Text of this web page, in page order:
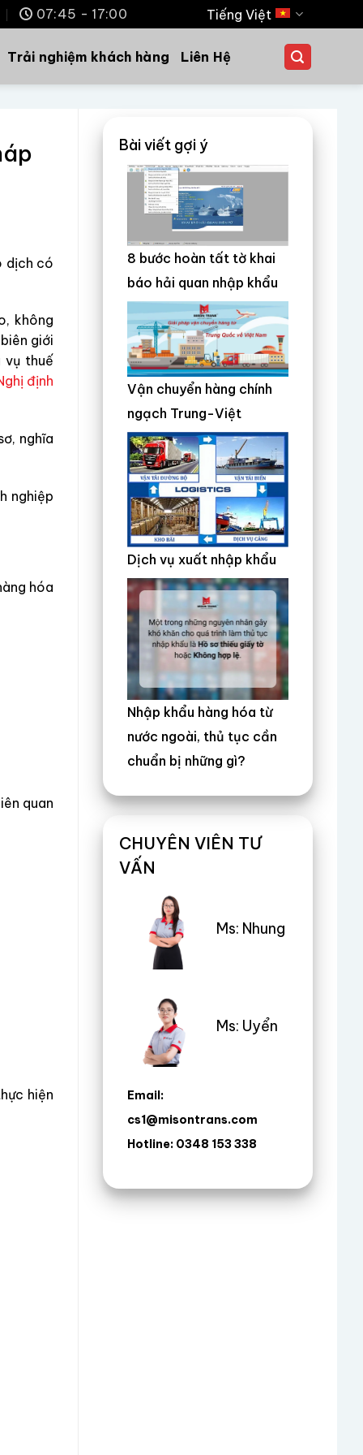
07:45 - 17:00 Tiếng Việt
Trải nghiệm khách hàng Liên Hệ
dịch có
không
giới
vụ thuế
định
nghĩa
nghiệp
hóa
quan
hiện
Bài viết gợi ý
8 bước hoàn tất tờ khai
báo hải quan nhập khẩu
Vận chuyển hàng chính
ngạch Trung-Việt
Dịch vụ xuất nhập khẩu
Nhập khẩu hàng hóa từ
nước ngoài, thủ tục cần
chuẩn bị những gì?
CHUYÊN VIÊN TƯ
VẤN
Ms: Nhung
Ms: Uyển
Email:
cs1@misontrans.com
Hotline: 0348 153 338